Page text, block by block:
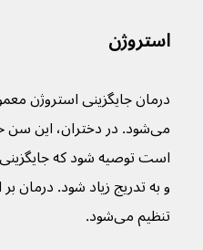
استروژن
درمان جایگزینی استروژن
است توصیه شود که
و به تدریج زیاد شود. درمان
تنظیم می‌شود.